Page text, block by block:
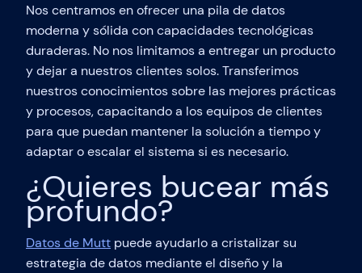
Nos centramos en ofrecer una pila de datos
moderna y sólida con capacidades tecnológicas
duraderas. No nos limitamos a entregar un producto
y dejar a nuestros clientes solos. Transferimos
nuestros conocimientos sobre las mejores prácticas
y procesos, capacitando a los equipos de clientes
para que puedan mantener la solución a tiempo y
adaptar o escalar el sistema si es necesario.
¿Quieres bucear más
profundo?
Datos de Mutt puede ayudarlo a cristalizar su
estrategia de datos mediante el diseño y la